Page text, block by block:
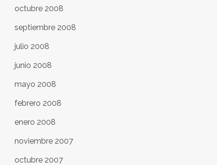
octubre 2008
septiembre 2008
julio 2008
junio 2008
mayo 2008
febrero 2008
enero 2008
noviembre 2007
octubre 2007